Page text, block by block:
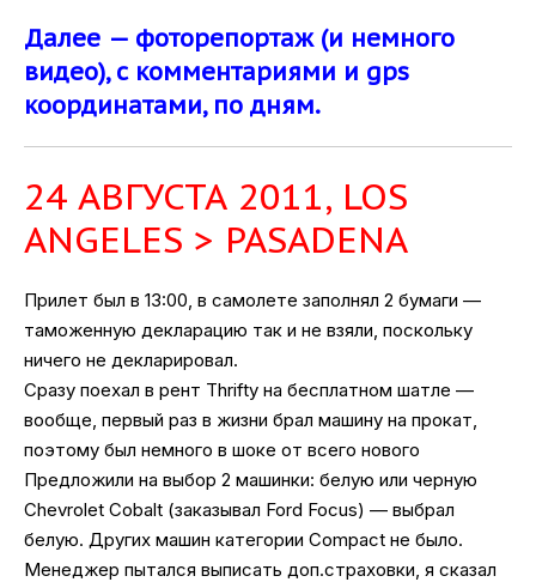
Далее — фоторепортаж (и немного
видео), с комментариями и gps
координатами, по дням.
24 АВГУСТА 2011, LOS
ANGELES > PASADENA
Прилет был в 13:00, в самолете заполнял 2 бумаги —
таможенную декларацию так и не взяли, поскольку
ничего не декларировал.
Сразу поехал в рент Thrifty на бесплатном шатле —
вообще, первый раз в жизни брал машину на прокат,
поэтому был немного в шоке от всего нового
Предложили на выбор 2 машинки: белую или черную
Chevrolet Cobalt (заказывал Ford Focus) — выбрал
белую. Других машин категории Compact не было.
Менеджер пытался выписать доп.страховки, я сказал